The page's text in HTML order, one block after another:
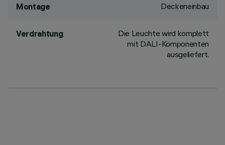
Montage Deckeneinbau
Verdrahtung
Die Leuchte wird komplett
mit DALI-Komponenten
ausgeliefert.